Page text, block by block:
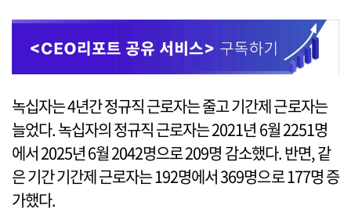
녹십자는 4년간 정규직 근로자는 줄고 기간제 근로자는
늘었다. 녹십자의 정규직 근로자는 2021년 6월 2251명
에서 2025년 6월 2042명으로 209명 감소했다. 반면, 같
은 기간 기간제 근로자는 192명에서 369명으로 177명 증
가했다.